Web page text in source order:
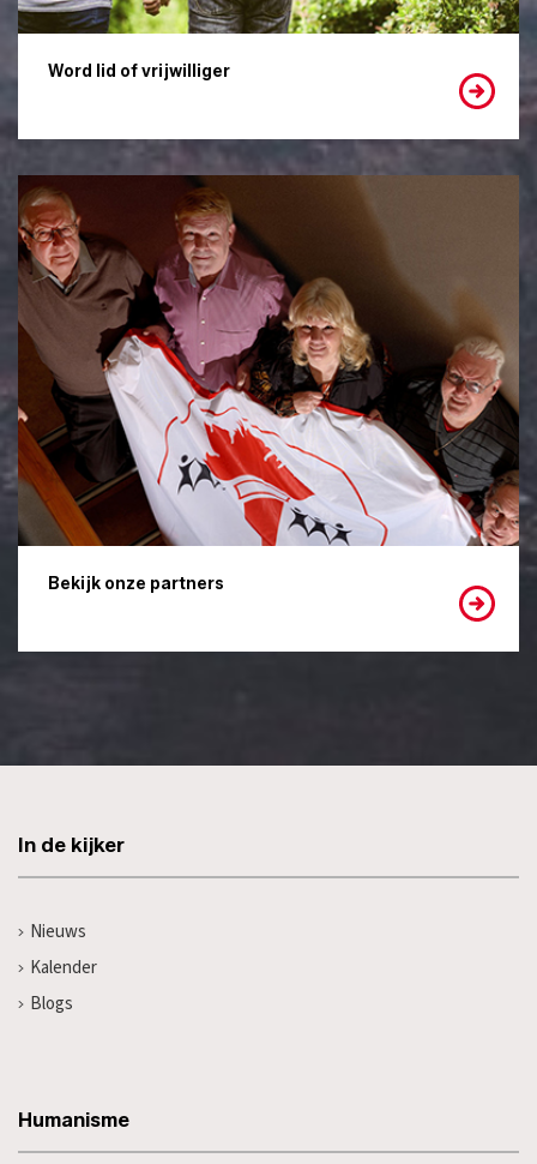
Word lid of vrijwilliger
Bekijk onze partners
In de kijker
Nieuws
Kalender
Blogs
Humanisme